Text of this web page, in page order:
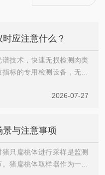
应注意什么？
技术，快速无损检测肉类
标的专用检测设备，无需
近红外肉质分析仪特点：‌检
无损检测特性‌：检测过程
品可正常继续加工使用，
自动...
2026-07-27
与注意事项
只扁桃体进行采样是监测
猪扁桃体取样器作为一种